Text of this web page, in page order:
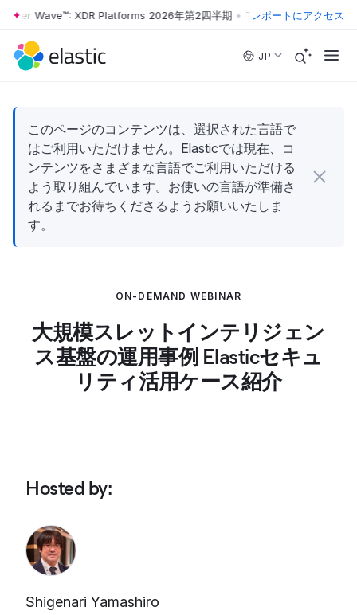
Skip to main content
Wave™: XDR Platforms 2026年第2四半期 • The Forrester Wave™:
レポートにアクセス
JP
このページのコンテンツは、選択された言語で
はご利用いただけません。Elasticでは現在、コ
ンテンツをさまざまな言語でご利用いただける
よう取り組んでいます。お使いの言語が準備さ
れるまでお待ちくださるようお願いいたしま
す。
ON-DEMAND WEBINAR
大規模スレットインテリジェン
ス基盤の運用事例 Elasticセキュ
リティ活用ケース紹介
Hosted by:
Shigenari Yamashiro